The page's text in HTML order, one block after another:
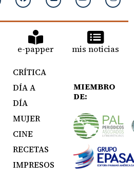
e-papper mis noticias
CRÍTICA
DÍA A
DÍA
MUJER
CINE
RECETAS
IMPRESOS
MIEMBRO
DE: